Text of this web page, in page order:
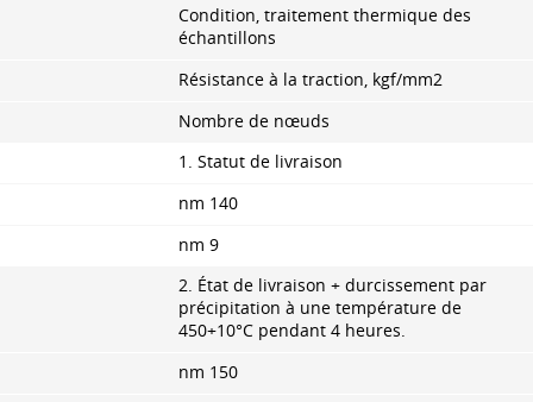
Condition, traitement thermique des
échantillons
Résistance à la traction, kgf/mm2
Nombre de nœuds
1. Statut de livraison
nm 140
nm 9
2. État de livraison + durcissement par
précipitation à une température de
450+10°C pendant 4 heures.
nm 150